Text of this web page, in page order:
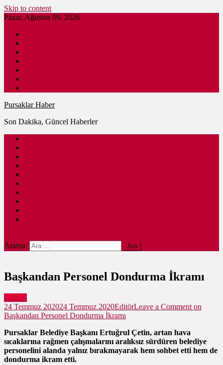
Skip to content
Pazar, Ağustos 09, 2026
Pursaklar Haber
Son Dakika, Güncel Haberler
Arama:
Başkandan Personel Dondurma İkramı
Güncel
24 Temmuz 202024 Temmuz 2020EditörLeave a Comment on
Başkandan Personel Dondurma İkramı
Pursaklar Belediye Başkanı Ertuğrul Çetin, artan hava
sıcaklarına rağmen çalışmalarını aralıksız sürdüren belediye
personelini alanda yalnız bırakmayarak hem sohbet etti hem de
dondurma ikram etti.